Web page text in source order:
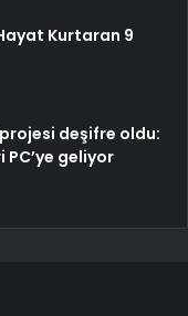
Kurtaran 9
deşifre oldu:
geliyor